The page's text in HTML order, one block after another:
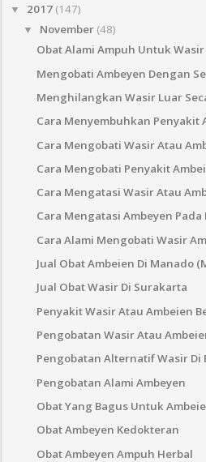
▼ 2017 (147)
▼ November (48)
Obat Alami Ampuh Untuk
Mengobati Ambeyen Dengan
Menghilangkan Wasir Luar
Cara Menyembuhkan Penyakit
Cara Mengobati Wasir Atau
Cara Mengobati Penyakit
Cara Mengatasi Wasir Atau
Cara Mengatasi Ambeyen Pada
Cara Alami Mengobati Wasir
Jual Obat Ambeien Di Manado
Jual Obat Wasir Di Surakarta
Penyakit Wasir Atau Ambeien
Pengobatan Wasir Atau
Pengobatan Alternatif Wasir Di
Pengobatan Alami Ambeyen
Obat Yang Bagus Untuk
Obat Ambeyen Kedokteran
Obat Ambeyen Ampuh Herbal